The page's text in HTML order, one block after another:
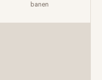
banen